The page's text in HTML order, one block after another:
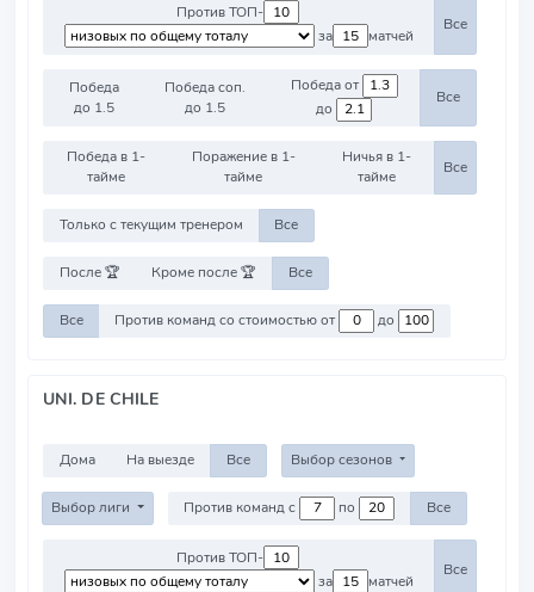
Против ТОП-
за
матчей
Все
Победа
до 1.5
Победа соп.
до 1.5
Победа от
до
Все
Победа в 1-
тайме
Поражение в 1-
тайме
Ничья в 1-
тайме
Все
Только с текущим тренером Все
После 🏆 Кроме после 🏆 Все
Все Против команд со стоимостью от до
UNI. DE CHILE
Дома На выезде Все Выбор сезонов
Выбор лиги Против команд с по Все
Против ТОП-
за
матчей
Все